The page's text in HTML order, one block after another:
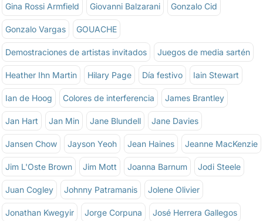
Gina Rossi Armfield Giovanni Balzarani Gonzalo Cid
Gonzalo Vargas GOUACHE
Demostraciones de artistas invitados Juegos de media sartén
Heather Ihn Martin Hilary Page Día festivo Iain Stewart
Ian de Hoog Colores de interferencia James Brantley
Jan Hart Jan Min Jane Blundell Jane Davies
Jansen Chow Jayson Yeoh Jean Haines Jeanne MacKenzie
Jim L'Oste Brown Jim Mott Joanna Barnum Jodi Steele
Juan Cogley Johnny Patramanis Jolene Olivier
Jonathan Kwegyir Jorge Corpuna José Herrera Gallegos